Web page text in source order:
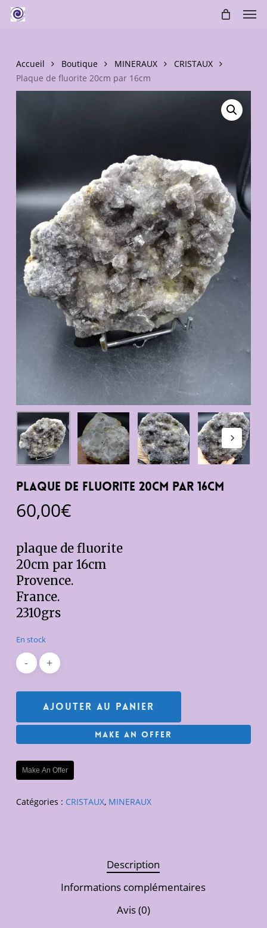
main
Accueil Boutique MINERAUX
CRISTAUX
Plaque de fluorite 20cm par 16cm
Plaque de fluorite 20cm par 16cm
60,00€
plaque de fluorite
20cm par 16cm
Provence.
France.
2310grs
En stock
Ajouter Au Panier
Make An Offer
Make An Offer
Catégories : CRISTAUX, MINERAUX
Description
Informations complémentaires
Avis (0)